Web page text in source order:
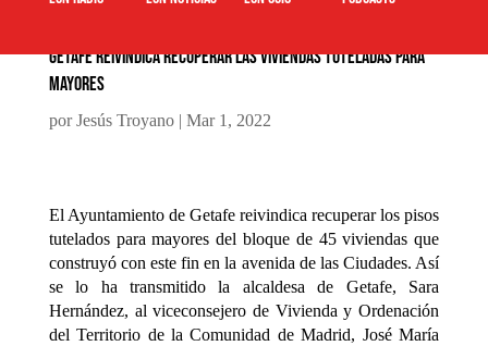
Getafe reivindica recuperar las viviendas tuteladas para
mayores
porJesús Troyano| Mar 1, 2022
El Ayuntamiento de Getafe reivindica recuperar los pisos
tutelados para mayores del bloque de 45 viviendas que
construyó con este fin en la avenida de las Ciudades. Así
se lo ha transmitido la alcaldesa de Getafe, Sara
Hernández, al viceconsejero de Vivienda y Ordenación
del Territorio de la Comunidad de Madrid, José María